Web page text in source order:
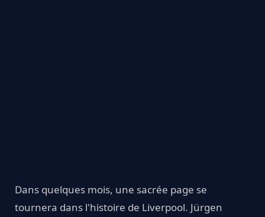
Dans quelques mois, une sacrée page se
tournera dans l'histoire de Liverpool. Jürgen